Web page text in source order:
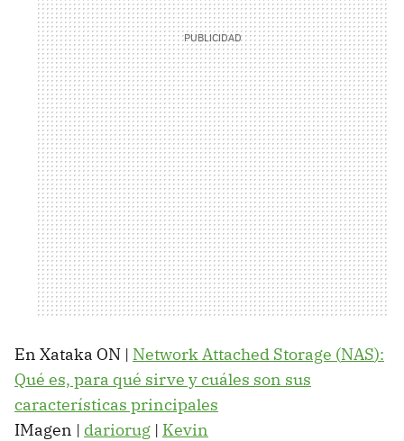
En Xataka ON | Network Attached Storage (NAS):
Qué es, para qué sirve y cuáles son sus
características principales
IMagen | dariorug | Kevin